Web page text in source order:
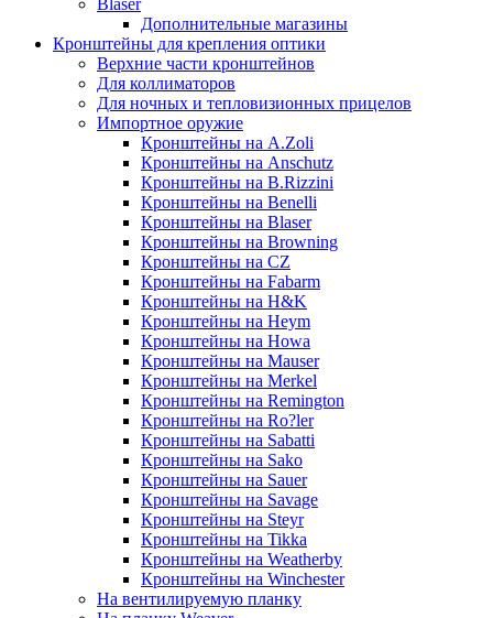
Blaser
Дополнительные магазины
Кронштейны для крепления оптики
Верхние части кронштейнов
Для коллиматоров
Для ночных и тепловизионных прицелов
Импортное оружие
Кронштейны на A.Zoli
Кронштейны на Anschutz
Кронштейны на B.Rizzini
Кронштейны на Benelli
Кронштейны на Blaser
Кронштейны на Browning
Кронштейны на CZ
Кронштейны на Fabarm
Кронштейны на H&K
Кронштейны на Heym
Кронштейны на Howa
Кронштейны на Mauser
Кронштейны на Merkel
Кронштейны на Remington
Кронштейны на Ro?ler
Кронштейны на Sabatti
Кронштейны на Sako
Кронштейны на Sauer
Кронштейны на Savage
Кронштейны на Steyr
Кронштейны на Tikka
Кронштейны на Weatherby
Кронштейны на Winchester
На вентилируемую планку